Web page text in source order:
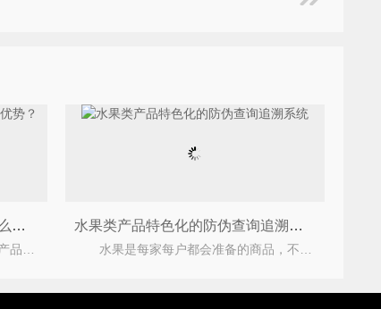
企业运用塑膜防伪标签能带来什么优势？
众所周知市场上假冒伪劣产品的产品层出不穷，严重的损害了企业与消费者之间的合法权益，为此企业
水果类产品特色化的防伪查询追溯系统
水果是每家每户都会准备的商品，不仅是亲朋好友来的时候接待用，自己家中也会储备一些。但是，水果